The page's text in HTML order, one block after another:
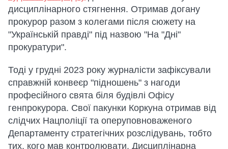
дисциплінарного стягнення. Отримав догану
прокурор разом з колегами після сюжету на
"Українській правді" під назвою "На "Дні"
прокуратури".
Тоді у грудні 2023 року журналісти зафіксували
справжній конвеєр "підношень" з нагоди
професійного свята біля будівлі Офісу
генпрокурора. Свої пакунки Коркуна отримав від
слідчих Нацполіції та оперуповноваженого
Департаменту стратегічних розслідувань, тобто
тих, кого мав контролювати. Дисциплінарна